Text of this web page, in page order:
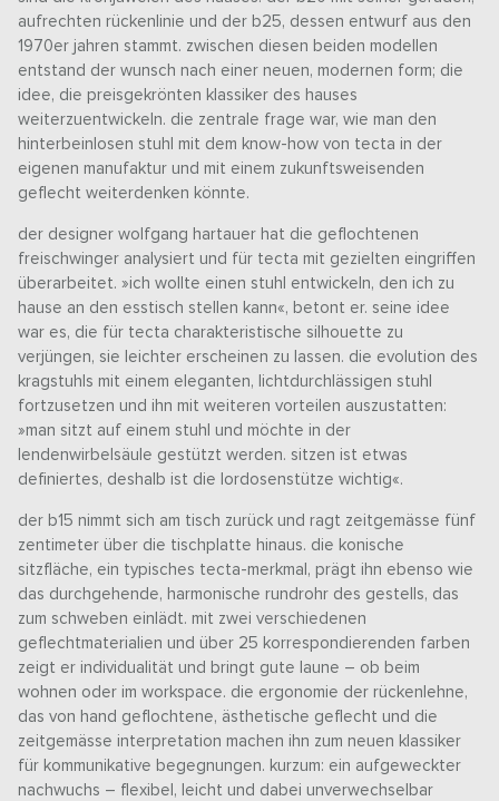
aufrechten rückenlinie und der b25, dessen entwurf aus den
1970er jahren stammt. zwischen diesen beiden modellen
entstand der wunsch nach einer neuen, modernen form; die
idee, die preisgekrönten klassiker des hauses
weiterzuentwickeln. die zentrale frage war, wie man den
hinterbeinlosen stuhl mit dem know-how von tecta in der
eigenen manufaktur und mit einem zukunftsweisenden
geflecht weiterdenken könnte.
der designer wolfgang hartauer hat die geflochtenen
freischwinger analysiert und für tecta mit gezielten eingriffen
überarbeitet. »ich wollte einen stuhl entwickeln, den ich zu
hause an den esstisch stellen kann«, betont er. seine idee
war es, die für tecta charakteristische silhouette zu
verjüngen, sie leichter erscheinen zu lassen. die evolution des
kragstuhls mit einem eleganten, lichtdurchlässigen stuhl
fortzusetzen und ihn mit weiteren vorteilen auszustatten:
»man sitzt auf einem stuhl und möchte in der
lendenwirbelsäule gestützt werden. sitzen ist etwas
definiertes, deshalb ist die lordosenstütze wichtig«.
der b15 nimmt sich am tisch zurück und ragt zeitgemässe fünf
zentimeter über die tischplatte hinaus. die konische
sitzfläche, ein typisches tecta-merkmal, prägt ihn ebenso wie
das durchgehende, harmonische rundrohr des gestells, das
zum schweben einlädt. mit zwei verschiedenen
geflechtmaterialien und über 25 korrespondierenden farben
zeigt er individualität und bringt gute laune – ob beim
wohnen oder im workspace. die ergonomie der rückenlehne,
das von hand geflochtene, ästhetische geflecht und die
zeitgemässe interpretation machen ihn zum neuen klassiker
für kommunikative begegnungen. kurzum: ein aufgeweckter
nachwuchs – flexibel, leicht und dabei unverwechselbar